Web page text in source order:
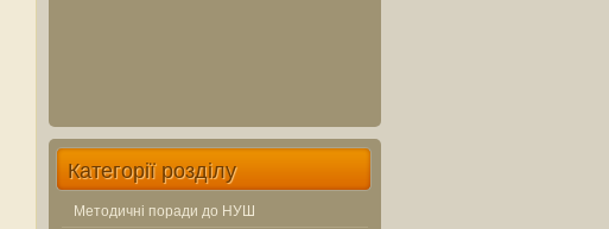
Категорії розділу
Методичні поради до НУШ